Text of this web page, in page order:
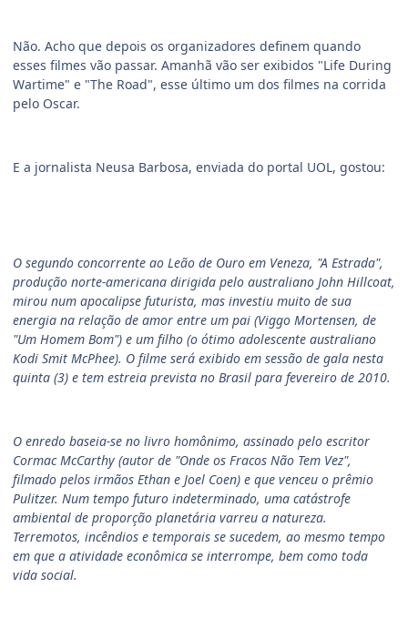
Não. Acho que depois os organizadores definem quando
esses filmes vão passar. Amanhã vão ser exibidos "Life During
Wartime" e "The Road", esse último um dos filmes na corrida
pelo Oscar.
E a jornalista Neusa Barbosa, enviada do portal UOL, gostou:
O segundo concorrente ao Leão de Ouro em Veneza, "A Estrada",
produção norte-americana dirigida pelo australiano John Hillcoat,
mirou num apocalipse futurista, mas investiu muito de sua
energia na relação de amor entre um pai (Viggo Mortensen, de
"Um Homem Bom") e um filho (o ótimo adolescente australiano
Kodi Smit McPhee). O filme será exibido em sessão de gala nesta
quinta (3) e tem estreia prevista no Brasil para fevereiro de 2010.
O enredo baseia-se no livro homônimo, assinado pelo escritor
Cormac McCarthy (autor de "Onde os Fracos Não Tem Vez",
filmado pelos irmãos Ethan e Joel Coen) e que venceu o prêmio
Pulitzer. Num tempo futuro indeterminado, uma catástrofe
ambiental de proporção planetária varreu a natureza.
Terremotos, incêndios e temporais se sucedem, ao mesmo tempo
em que a atividade econômica se interrompe, bem como toda
vida social.